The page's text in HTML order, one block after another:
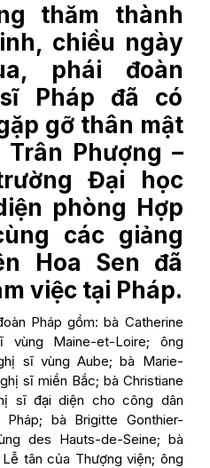
thăm thành
chiều ngày
phái đoàn
Pháp đã có
gỡ thân mật
Phượng –
Đại học
phòng Hợp
các giảng
Hoa Sen đã
việc tại Pháp.
Pháp gồm: bà Catherine
vùng Maine-et-Loire; ông
sĩ vùng Aube; bà Marie-
sĩ miền Bắc; bà Christiane
sĩ đại diện cho công dân
bà Brigitte Gonthier-
des Hauts-de-Seine; bà
tân của Thượng viện; ông